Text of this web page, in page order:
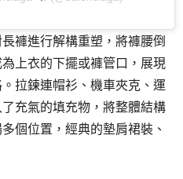
褲進行解構重塑，將褲腰倒
上衣的下擺或褲管口，展現
拉鍊連帽衫、機車夾克、運
充氣的填充物，將整體結構
個位置，經典的墊肩裙裝、